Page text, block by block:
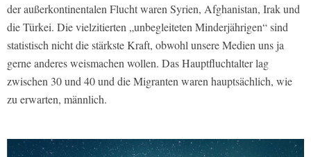
der außerkontinentalen Flucht waren Syrien, Afghanistan, Irak und
die Türkei. Die vielzitierten „unbegleiteten Minderjährigen“ sind
statistisch nicht die stärkste Kraft, obwohl unsere Medien uns ja
gerne anderes weismachen wollen. Das Hauptfluchtalter lag
zwischen 30 und 40 und die Migranten waren hauptsächlich, wie
zu erwarten, männlich.